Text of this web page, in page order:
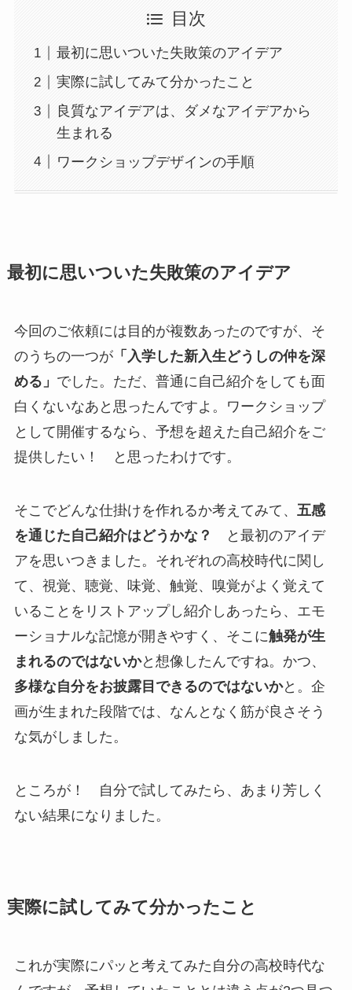
目次
最初に思いついた失敗策のアイデア
実際に試してみて分かったこと
良質なアイデアは、ダメなアイデアから
生まれる
ワークショップデザインの手順
最初に思いついた失敗策のアイデア
今回のご依頼には目的が複数あったのですが、そ
のうちの一つが「入学した新入生どうしの仲を深
める」 でした。ただ、普通に自己紹介をしても面
白くないなあと思ったんですよ。ワークショップ
として開催するなら、予想を超えた自己紹介をご
提供したい！ と思ったわけです。
そこでどんな仕掛けを作れるか考えてみて、 五感
を通じた自己紹介はどうかな？
と最初のアイデ
アを思いつきました。それぞれの高校時代に関し
て、視覚、聴覚、味覚、触覚、嗅覚がよく覚えて
いることをリストアップし紹介しあったら、エモ
ーショナルな記憶が開きやすく、そこに触発が生
まれるのではないかと想像したんですね。かつ、
多様な自分をお披露目できるのではないかと。企
画が生まれた段階では、なんとなく筋が良さそう
な気がしました。
ところが！ 自分で試してみたら、あまり芳しく
ない結果になりました。
実際に試してみて分かったこと
これが実際にパッと考えてみた自分の高校時代な